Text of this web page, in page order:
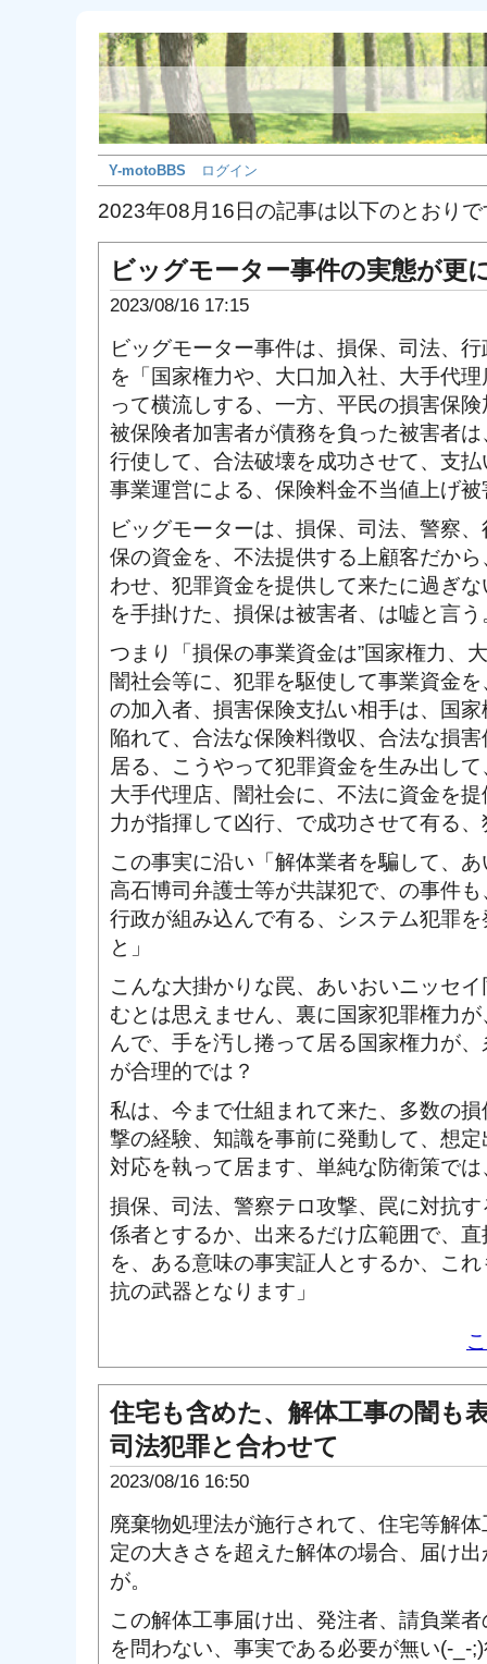
Y-motoBBS ログイン
2023年08月16日の記事は以下のとおりで
ビッグモーター事件の実態が更
2023/08/16 17:15
ビッグモーター事件は、損保、司法、
を「国家権力や、大口加入社、大手代
って横流しする、一方、平民の損害保
被保険者加害者が債務を負った被害者
行使して、合法破壊を成功させて、支
事業運営による、保険料金不当値上げ
ビッグモーターは、損保、司法、警察
保の資金を、不法提供する上顧客だか
わせ、犯罪資金を提供して来たに過ぎ
を手掛けた、損保は被害者、は嘘と言う
つまり「損保の事業資金は”国家権力、
闇社会等に、犯罪を駆使して事業資金
の加入者、損害保険支払い相手は、国
陥れて、合法な保険料徴収、合法な損
居る、こうやって犯罪資金を生み出し
大手代理店、闇社会に、不法に資金を
力が指揮して凶行、で成功させて有る
この事実に沿い「解体業者を騙して、
高石博司弁護士等が共謀犯で、の事件
行政が組み込んで有る、システム犯罪
と」
こんな大掛かりな罠、あいおいニッセ
むとは思えません、裏に国家犯罪権力
んで、手を汚し捲って居る国家権力が
が合理的では？
私は、今まで仕組まれて来た、多数の
撃の経験、知識を事前に発動して、想
対応を執って居ます、単純な防衛策で
損保、司法、警察テロ攻撃、罠に対抗
係者とするか、出来るだけ広範囲で、
を、ある意味の事実証人とするか、こ
抗の武器となります」
住宅も含めた、解体工事の闇も
司法犯罪と合わせて
2023/08/16 16:50
廃棄物処理法が施行されて、住宅等解
定の大きさを超えた解体の場合、届け
が。
この解体工事届け出、発注者、請負業
を問わない、事実である必要が無い(-_-